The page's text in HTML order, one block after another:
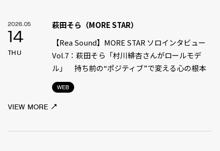
2026.05
14
THU
WEB
萩田そら（MORE STAR）
【Rea Sound】MORE STAR ソロインタビュー
Vol.7：萩田そら「村川緋杏さんがロールモデ
ル」 持ち前の“ポジティブ”で変える心の根本
VIEW MORE